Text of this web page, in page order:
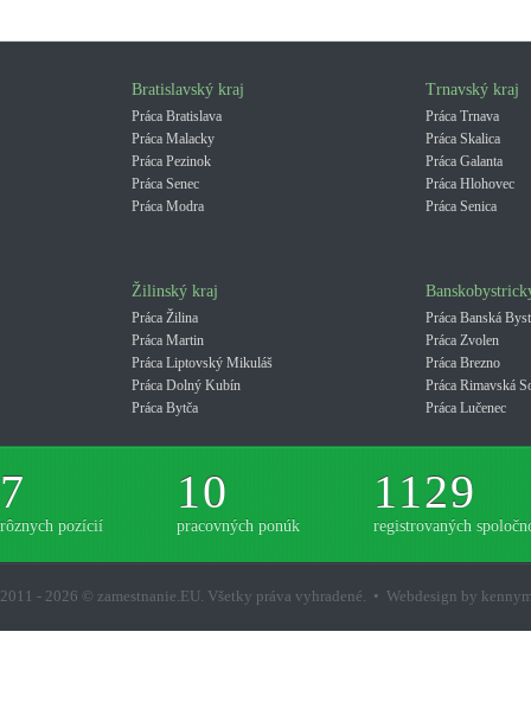
Bratislavský kraj
Práca Bratislava
Práca Malacky
Práca Pezinok
Práca Senec
Práca Modra
Trnavský kraj
Práca Trnava
Práca Skalica
Práca Galanta
Práca Hlohovec
Práca Senica
Žilinský kraj
Práca Žilina
Práca Martin
Práca Liptovský Mikuláš
Práca Dolný Kubín
Práca Bytča
Práca Banská
Práca Zvolen
Práca Brezno
Práca Rimavská
Práca Lučenec
7
rôznych pozícií
10
pracovných ponúk
1129
registrovaných
2011 - 2026 © zamestnanie.EU. Všetky práva vyhradené. • Webdesign by